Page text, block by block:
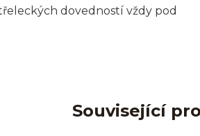
dovedností vždy pod
Související